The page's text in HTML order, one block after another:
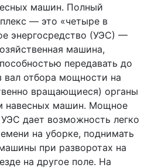
машин. Полный
— это «четыре в
энергосредство (УЭС) —
машина,
передавать до
вал отбора мощности на
вращающиеся) органы
навесных машин. Мощное
дает возможность легко
на уборке, поднимать
при разворотах на
на другое поле. На